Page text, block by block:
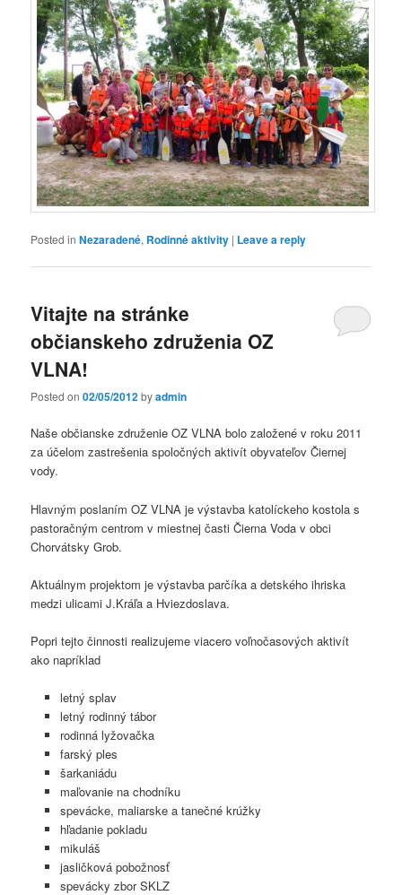
Posted in Nezaradené, Rodinné aktivity | Leave a reply
Vitajte na stránke
občianskeho združenia OZ
VLNA!
Posted on02/05/2012byadmin
Naše občianske združenie OZ VLNA bolo založené v roku 2011
za účelom zastrešenia spoločných aktivít obyvateľov Čiernej
vody.
Hlavným poslaním OZ VLNA je výstavba katolíckeho kostola s
pastoračným centrom v miestnej časti Čierna Voda v obci
Chorvátsky Grob.
Aktuálnym projektom je výstavba parčíka a detského ihriska
medzi ulicami J.Kráľa a Hviezdoslava.
Popri tejto činnosti realizujeme viacero voľnočasových aktivít
ako napríklad
letný splav
letný rodinný tábor
rodinná lyžovačka
farský ples
šarkaniádu
maľovanie na chodníku
spevácke, maliarske a tanečné krúžky
hľadanie pokladu
mikuláš
jasličková pobožnosť
spevácky zbor SKLZ